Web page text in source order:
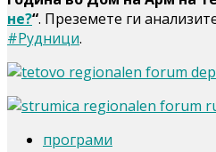
не?“. Преземете ги
#Рудници.
програми